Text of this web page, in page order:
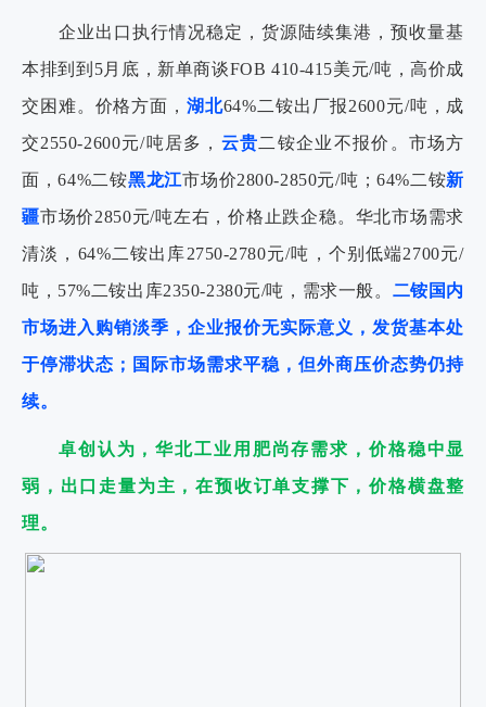
企业出口执行情况稳定，货源陆续集港，预收量基
本排到到5月底，新单商谈FOB 410-415美元/吨，高价成
交困难。价格方面，湖北64%二铵出厂报2600元/吨，成
交2550-2600元/吨居多， 云贵二铵企业不报价。市场方
面，64%二铵黑龙江市场价2800-2850元/吨；64%二铵新
疆市场价2850元/吨左右，价格止跌企稳。华北市场需求
清淡，64%二铵出库2750-2780元/吨，个别低端2700元/
吨，57%二铵出库2350-2380元/吨，需求一般。 二铵国内
市场进入购销淡季，企业报价无实际意义，发货基本处
于停滞状态；国际市场需求平稳，但外商压价态势仍持
续。
卓创认为，华北工业用肥尚存需求，价格稳中显
弱，出口走量为主，在预收订单支撑下，价格横盘整
理。